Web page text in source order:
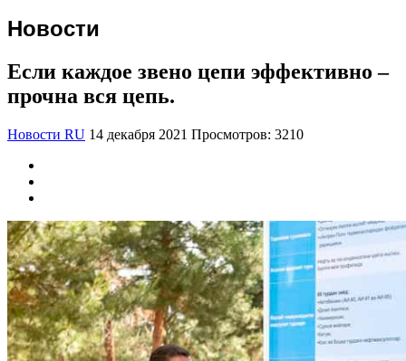
Новости
Если каждое звено цепи эффективно –
прочна вся цепь.
Новости RU 14 декабря 2021 Просмотров: 3210